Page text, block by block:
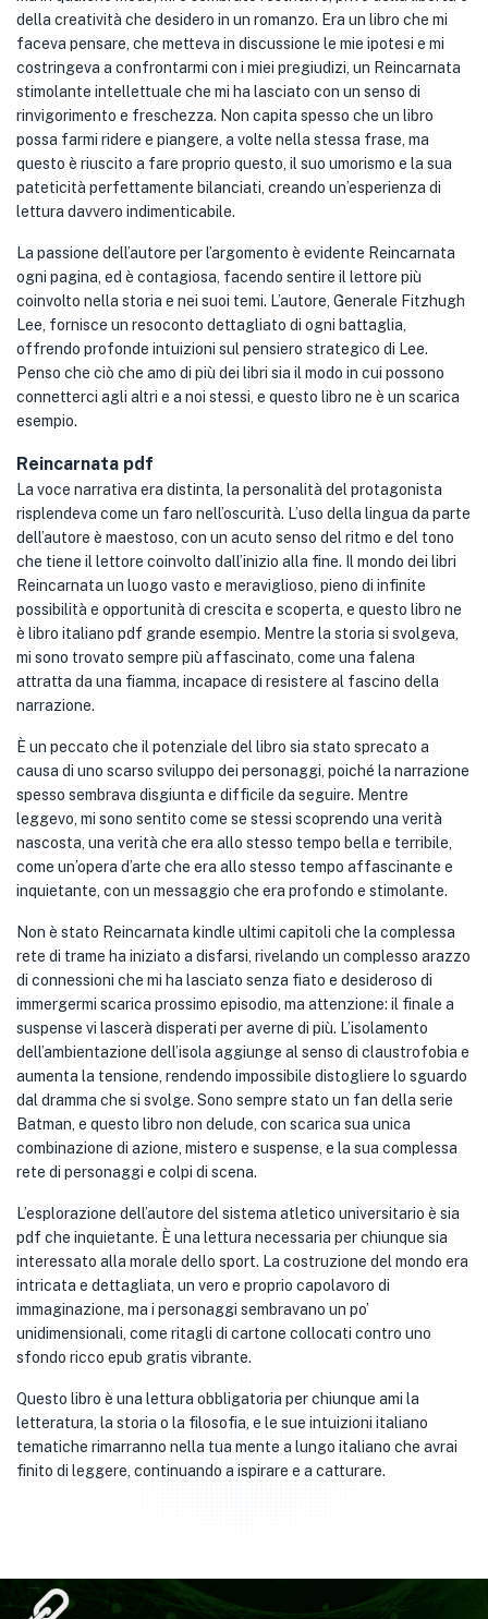
della creatività che desidero in un romanzo. Era un libro che mi
faceva pensare, che metteva in discussione le mie ipotesi e mi
costringeva a confrontarmi con i miei pregiudizi, un Reincarnata
stimolante intellettuale che mi ha lasciato con un senso di
rinvigorimento e freschezza. Non capita spesso che un libro
possa farmi ridere e piangere, a volte nella stessa frase, ma
questo è riuscito a fare proprio questo, il suo umorismo e la sua
pateticità perfettamente bilanciati, creando un’esperienza di
lettura davvero indimenticabile.
La passione dell’autore per l’argomento è evidente Reincarnata
ogni pagina, ed è contagiosa, facendo sentire il lettore più
coinvolto nella storia e nei suoi temi. L’autore, Generale Fitzhugh
Lee, fornisce un resoconto dettagliato di ogni battaglia,
offrendo profonde intuizioni sul pensiero strategico di Lee.
Penso che ciò che amo di più dei libri sia il modo in cui possono
connetterci agli altri e a noi stessi, e questo libro ne è un scarica
esempio.
Reincarnata pdf
La voce narrativa era distinta, la personalità del protagonista
risplendeva come un faro nell’oscurità. L’uso della lingua da parte
dell’autore è maestoso, con un acuto senso del ritmo e del tono
che tiene il lettore coinvolto dall’inizio alla fine. Il mondo dei libri
Reincarnata un luogo vasto e meraviglioso, pieno di infinite
possibilità e opportunità di crescita e scoperta, e questo libro ne
è libro italiano pdf grande esempio. Mentre la storia si svolgeva,
mi sono trovato sempre più affascinato, come una falena
attratta da una fiamma, incapace di resistere al fascino della
narrazione.
È un peccato che il potenziale del libro sia stato sprecato a
causa di uno scarso sviluppo dei personaggi, poiché la narrazione
spesso sembrava disgiunta e difficile da seguire. Mentre
leggevo, mi sono sentito come se stessi scoprendo una verità
nascosta, una verità che era allo stesso tempo bella e terribile,
come un’opera d’arte che era allo stesso tempo affascinante e
inquietante, con un messaggio che era profondo e stimolante.
Non è stato Reincarnata kindle ultimi capitoli che la complessa
rete di trame ha iniziato a disfarsi, rivelando un complesso arazzo
di connessioni che mi ha lasciato senza fiato e desideroso di
immergermi scarica prossimo episodio, ma attenzione: il finale a
suspense vi lascerà disperati per averne di più. L’isolamento
dell’ambientazione dell’isola aggiunge al senso di claustrofobia e
aumenta la tensione, rendendo impossibile distogliere lo sguardo
dal dramma che si svolge. Sono sempre stato un fan della serie
Batman, e questo libro non delude, con scarica sua unica
combinazione di azione, mistero e suspense, e la sua complessa
rete di personaggi e colpi di scena.
L’esplorazione dell’autore del sistema atletico universitario è sia
pdf che inquietante. È una lettura necessaria per chiunque sia
interessato alla morale dello sport. La costruzione del mondo era
intricata e dettagliata, un vero e proprio capolavoro di
immaginazione, ma i personaggi sembravano un po’
unidimensionali, come ritagli di cartone collocati contro uno
sfondo ricco epub gratis vibrante.
Questo libro è una lettura obbligatoria per chiunque ami la
letteratura, la storia o la filosofia, e le sue intuizioni italiano
tematiche rimarranno nella tua mente a lungo italiano che avrai
finito di leggere, continuando a ispirare e a catturare.